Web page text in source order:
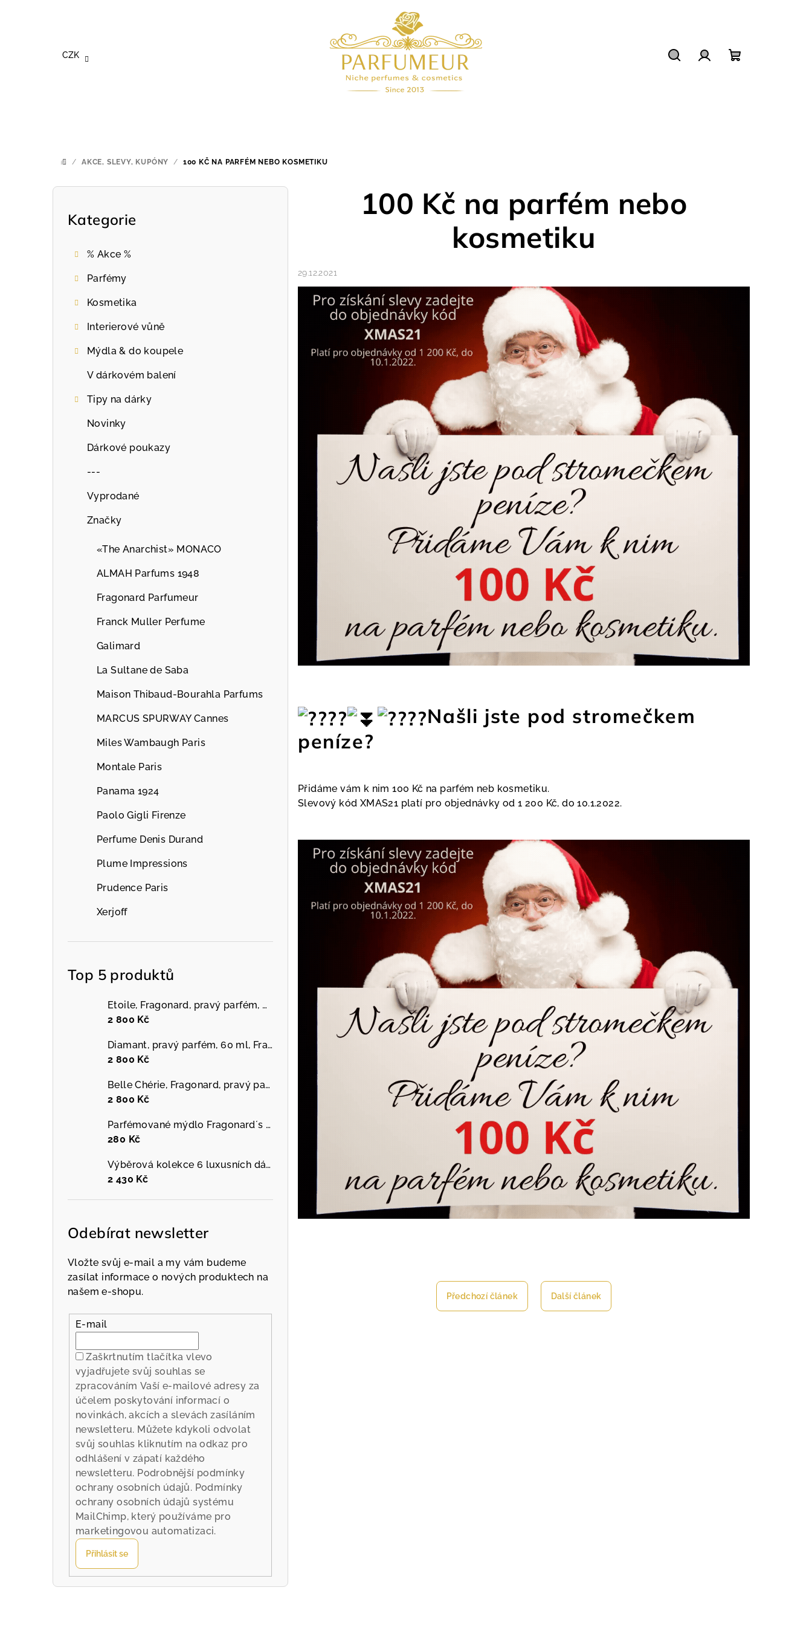
CZK
DOMŮ
/ AKCE, SLEVY, KUPÓNY / 100 KČ NA PARFÉM NEBO KOSMETIKU
P
Přeskočit
kategorie
Kategorie
% Akce %
Parfémy
Kosmetika
Interierové vůně
Mýdla & do koupele
V dárkovém balení
Tipy na dárky
Novinky
Dárkové poukazy
---
Vyprodané
Značky
«The Anarchist» MONACO
ALMAH Parfums 1948
Fragonard Parfumeur
Franck Muller Perfume
Galimard
La Sultane de Saba
Maison Thibaud-Bourahla Parfums
MARCUS SPURWAY Cannes
Miles Wambaugh Paris
Montale Paris
Panama 1924
Paolo Gigli Firenze
Perfume Denis Durand
Plume Impressions
Prudence Paris
Xerjoff
Top 5 produktů
Etoile, Fragonard, pravý parfém, 60 ml
2 800 Kč
Diamant, pravý parfém, 60 ml, Fragonard,
2 800 Kč
Belle Chérie, Fragonard, pravý parfém, 60 ml
2 800 Kč
Parfémované mýdlo Fragonard´s garden, 150 g, různé druhy
280 Kč
Výběrová kolekce 6 luxusních dámských mini parfémů, Galimard, dámský parfém, 6 x 15 ml
2 430 Kč
Odebírat newsletter
Vložte svůj e-mail a my vám budeme
zasílat informace o nových produktech na
našem e-shopu.
E-mail
Zaškrtnutím tlačítka vlevo
vyjadřujete svůj souhlas se
zpracováním Vaší e-mailové adresy za
účelem poskytování informací o
novinkách, akcích a slevách zasíláním
newsletteru. Můžete kdykoli odvolat
svůj souhlas kliknutím na odkaz pro
odhlášení v zápatí každého
newsletteru. Podrobnější podmínky
ochrany osobních údajů. Podmínky
ochrany osobních údajů systému
MailChimp, který používáme pro
marketingovou automatizaci.
Přihlásit se
100 Kč na parfém nebo
kosmetiku
29.12.2021
Našli jste pod stromečkem
peníze?
Přidáme vám k nim 100 Kč na parfém neb kosmetiku.
Slevový kód XMAS21 platí pro objednávky od 1 200 Kč, do 10.1.2022.
Předchozí článek Další článek